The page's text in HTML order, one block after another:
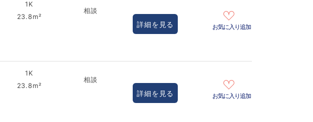
1K
23.8m²
相談
詳細を見る お気に入り追加
1K
23.8m²
相談
詳細を見る お気に入り追加